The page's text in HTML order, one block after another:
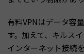
有料VPNはデータ容
す。加えて、キルス
インターネット接続